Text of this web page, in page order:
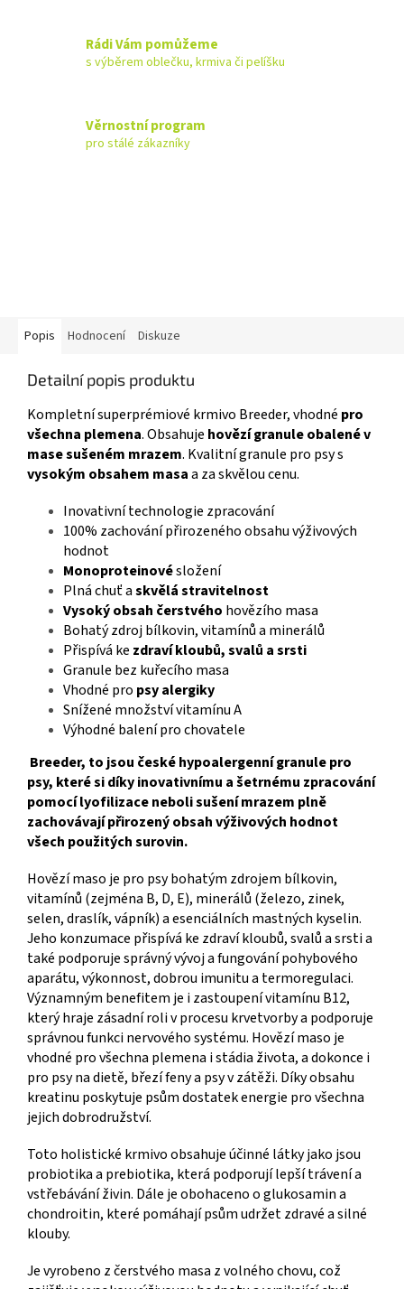
Rádi Vám pomůžeme
s výběrem oblečku, krmiva či pelíšku
Věrnostní program
pro stálé zákazníky
Popis Hodnocení Diskuze
Detailní popis produktu
Kompletní superprémiové krmivo Breeder, vhodné pro
všechna plemena. Obsahuje hovězí granule obalené v
mase sušeném mrazem. Kvalitní granule pro psy s
vysokým obsahem masaa za skvělou cenu.
Inovativní technologie zpracování
100% zachování přirozeného obsahu výživových
hodnot
Monoproteinovésložení
Plná chuť askvělá stravitelnost
Vysoký obsah čerstvého hovězího masa
Bohatý zdroj bílkovin, vitamínů a minerálů
Přispívá ke zdraví kloubů, svalů a srsti
Granule bez kuřecího masa
Vhodné pro psy alergiky
Snížené množství vitamínu A
Výhodné balení pro chovatele
Breeder, to jsou české hypoalergenní granule pro
psy, které si díky inovativnímu a šetrnému zpracování
pomocí lyofilizace neboli sušení mrazem plně
zachovávají přirozený obsah výživových hodnot
všech použitých surovin.
Hovězí maso je pro psy bohatým zdrojem bílkovin,
vitamínů (zejména B, D, E), minerálů (železo, zinek,
selen, draslík, vápník) a esenciálních mastných kyselin.
Jeho konzumace přispívá ke zdraví kloubů, svalů a srsti a
také podporuje správný vývoj a fungování pohybového
aparátu, výkonnost, dobrou imunitu a termoregulaci.
Významným benefitem je i zastoupení vitamínu B12,
který hraje zásadní roli v procesu krvetvorby a podporuje
správnou funkci nervového systému. Hovězí maso je
vhodné pro všechna plemena i stádia života, a dokonce i
pro psy na dietě, březí feny a psy v zátěži. Díky obsahu
kreatinu poskytuje psům dostatek energie pro všechna
jejich dobrodružství.
Toto holistické krmivo obsahuje účinné látky jako jsou
probiotika a prebiotika, která podporují lepší trávení a
vstřebávání živin. Dále je obohaceno o glukosamin a
chondroitin, které pomáhají psům udržet zdravé a silné
klouby.
Je vyrobeno z čerstvého masa z volného chovu, což